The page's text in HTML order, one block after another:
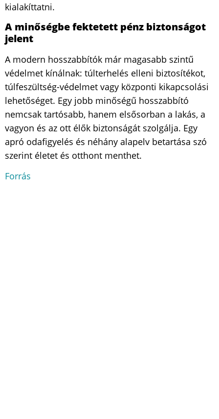
kialakíttatni.
A minőségbe fektetett pénz biztonságot
jelent
A modern hosszabbítók már magasabb szintű
védelmet kínálnak: túlterhelés elleni biztosítékot,
túlfeszültség-védelmet vagy központi kikapcsolási
lehetőséget. Egy jobb minőségű hosszabbító
nemcsak tartósabb, hanem elsősorban a lakás, a
vagyon és az ott élők biztonságát szolgálja. Egy
apró odafigyelés és néhány alapelv betartása szó
szerint életet és otthont menthet.
Forrás